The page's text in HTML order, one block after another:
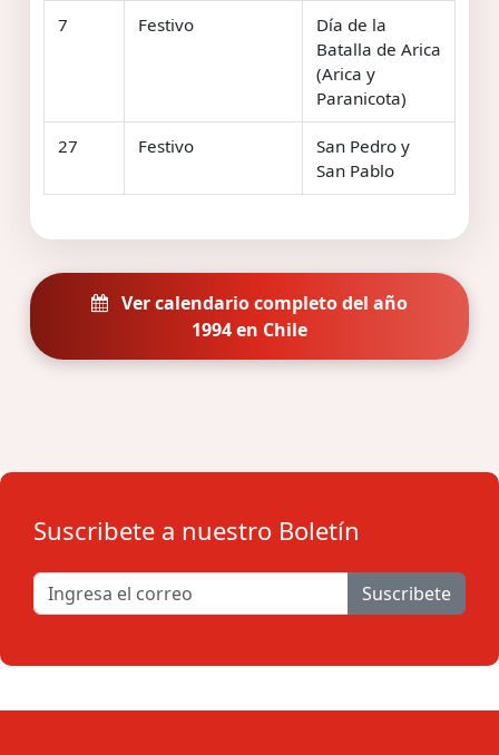
7 Festivo
Día de la
Batalla de Arica
(Arica y
Paranicota)
27 Festivo
San Pedro y
San Pablo
Ver calendario completo del año
1994 en Chile
Suscribete a nuestro Boletín
Suscribete